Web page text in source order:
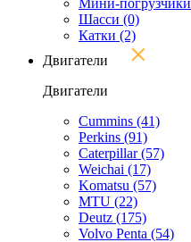
Мини-погрузчики
Шасси (0)
Катки (2)
Двигатели
Двигатели
Cummins (41)
Perkins (91)
Caterpillar(57)
Weichai (17)
Komatsu (57)
MTU (22)
Deutz (175)
Volvo Penta (54)